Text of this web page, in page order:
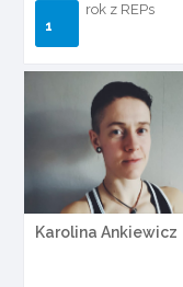
1
rok z REPs
Karolina Ankiewicz